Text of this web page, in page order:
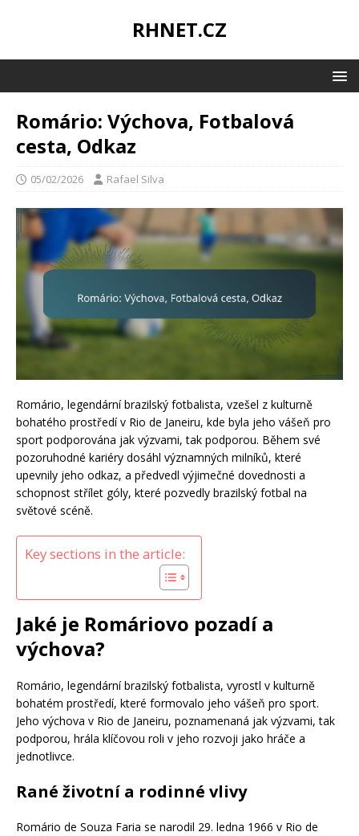
RHNET.CZ
Romário: Výchova, Fotbalová
cesta, Odkaz
05/02/2026 Rafael Silva
Romário, legendární brazilský fotbalista, vzešel z kulturně
bohatého prostředí v Rio de Janeiru, kde byla jeho vášeň pro
sport podporována jak výzvami, tak podporou. Během své
pozoruhodné kariéry dosáhl významných milníků, které
upevnily jeho odkaz, a předvedl výjimečné dovednosti a
schopnost střílet góly, které pozvedly brazilský fotbal na
světové scéně.
Key sections in the article:
Jaké je Romáriovo pozadí a
výchova?
Romário, legendární brazilský fotbalista, vyrostl v kulturně
bohatém prostředí, které formovalo jeho vášeň pro sport.
Jeho výchova v Rio de Janeiru, poznamenaná jak výzvami, tak
podporou, hrála klíčovou roli v jeho rozvoji jako hráče a
jednotlivce.
Rané životní a rodinné vlivy
Romário de Souza Faria se narodil 29. ledna 1966 v Rio de